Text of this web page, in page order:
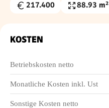
Kaufpreis
217.400
Nutzfläche
88.93 m²
KOSTEN
Betriebskosten netto
Monatliche Kosten inkl. Ust
Sonstige Kosten netto